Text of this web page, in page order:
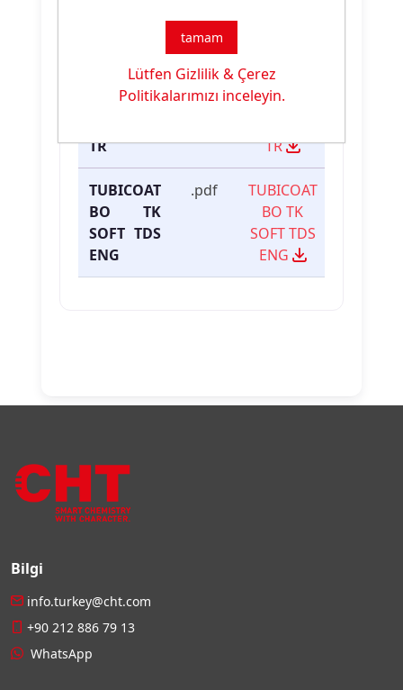
Türü
TUBICOAT
BO TK
TR
.pdf
TUBICOAT
BO TK
TR
TUBICOAT
BO TK
SOFT TDS
ENG
.pdf
TUBICOAT
BO TK
SOFT TDS
ENG
Bilgi
info.turkey@cht.com
+90 212 886 79 13
WhatsApp
tamam
Lütfen Gizlilik & Çerez
Politikalarımızı inceleyin.